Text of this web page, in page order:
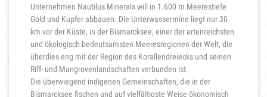
Unternehmen Nautilus Minerals will in 1.600 m Meerestiefe
Gold und Kupfer abbauen. Die Unterwassermine liegt nur 30
km vor der Küste, in der Bismarcksee, einer der artenreichsten
und ökologisch bedeutsamsten Meeresregionen der Welt, die
überdies eng mit der Region des Korallendreiecks und seinen
Riff- und Mangrovenlandschaften verbunden ist.
Die überwiegend indigenen Gemeinschaften, die in der
Bismarcksee fischen und auf vielfältigste Weise ökonomisch